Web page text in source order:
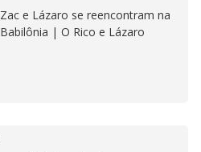
Zac e Lázaro se reencontram na
Babilônia | O Rico e Lázaro